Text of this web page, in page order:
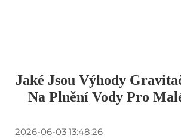
Jaké Jsou Výhody
Na Plnění Vody Pro
2026-06-03 13:48:26